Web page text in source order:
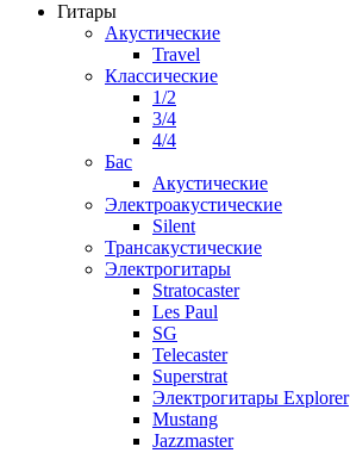
Гитары
Акустические
Travel
Классические
1/2
3/4
4/4
Бас
Акустические
Электроакустические
Silent
Трансакустические
Электрогитары
Stratocaster
Les Paul
SG
Telecaster
Superstrat
Электрогитары Explorer
Mustang
Jazzmaster